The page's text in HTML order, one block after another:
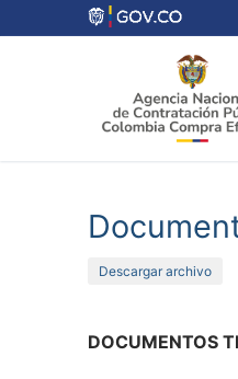
al
Descargar archivo
DOCUMENTOS